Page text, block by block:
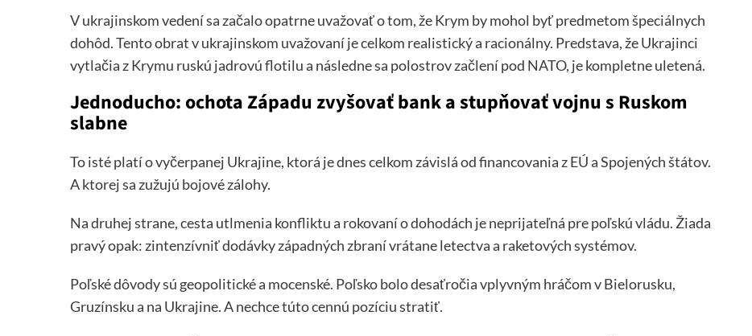
V ukrajinskom vedení sa začalo opatrne uvažovať o tom, že Krym by mohol byť predmetom špeciálnych
dohôd. Tento obrat v ukrajinskom uvažovaní je celkom realistický a racionálny. Predstava, že Ukrajinci
vytlačia z Krymu ruskú jadrovú flotilu a následne sa polostrov začlení pod NATO, je kompletne uletená.
Jednoducho: ochota Západu zvyšovať bank a stupňovať vojnu s Ruskom
slabne
To isté platí o vyčerpanej Ukrajine, ktorá je dnes celkom závislá od financovania z EÚ a Spojených štátov.
A ktorej sa zužujú bojové zálohy.
Na druhej strane, cesta utlmenia konfliktu a rokovaní o dohodách je neprijateľná pre poľskú vládu. Žiada
pravý opak: zintenzívniť dodávky západných zbraní vrátane letectva a raketových systémov.
Poľské dôvody sú geopolitické a mocenské. Poľsko bolo desaťročia vplyvným hráčom v Bielorusku,
Gruzínsku a na Ukrajine. A nechce túto cennú pozíciu stratiť.